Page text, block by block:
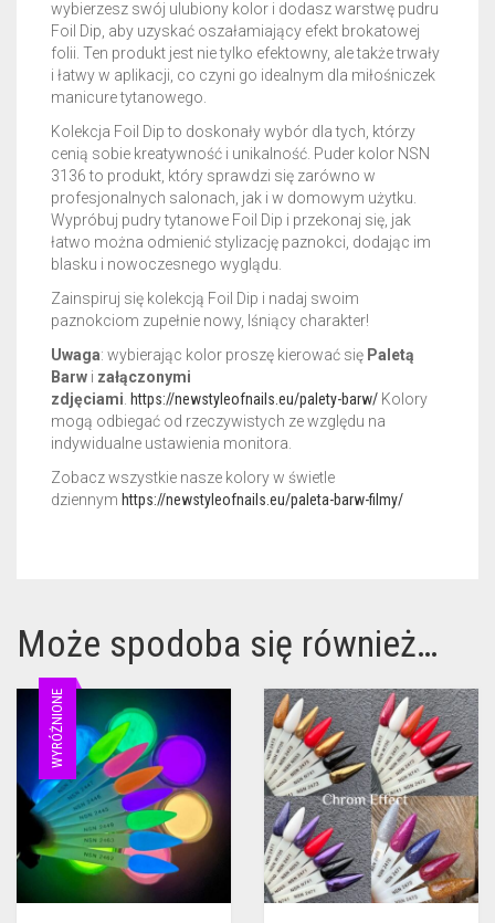
wybierzesz swój ulubiony kolor i dodasz warstwę pudru
Foil Dip, aby uzyskać oszałamiający efekt brokatowej
folii. Ten produkt jest nie tylko efektowny, ale także trwały
i łatwy w aplikacji, co czyni go idealnym dla miłośniczek
manicure tytanowego.
Kolekcja Foil Dip to doskonały wybór dla tych, którzy
cenią sobie kreatywność i unikalność. Puder kolor NSN
3136 to produkt, który sprawdzi się zarówno w
profesjonalnych salonach, jak i w domowym użytku.
Wypróbuj pudry tytanowe Foil Dip i przekonaj się, jak
łatwo można odmienić stylizację paznokci, dodając im
blasku i nowoczesnego wyglądu.
Zainspiruj się kolekcją Foil Dip i nadaj swoim
paznokciom zupełnie nowy, lśniący charakter!
Uwaga: wybierając kolor proszę kierować się Paletą
Barw i załączonymi
zdjęciami https://newstyleofnails.eu/palety-barw/ Kolory
mogą odbiegać od rzeczywistych ze względu na
indywidualne ustawienia monitora.
Zobacz wszystkie nasze kolory w świetle
dziennym https://newstyleofnails.eu/paleta-barw-filmy/
Może spodoba się również…
WYRÓŻNIONE